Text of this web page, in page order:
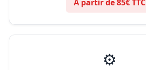
À partir de 85€ TTC
⚙️